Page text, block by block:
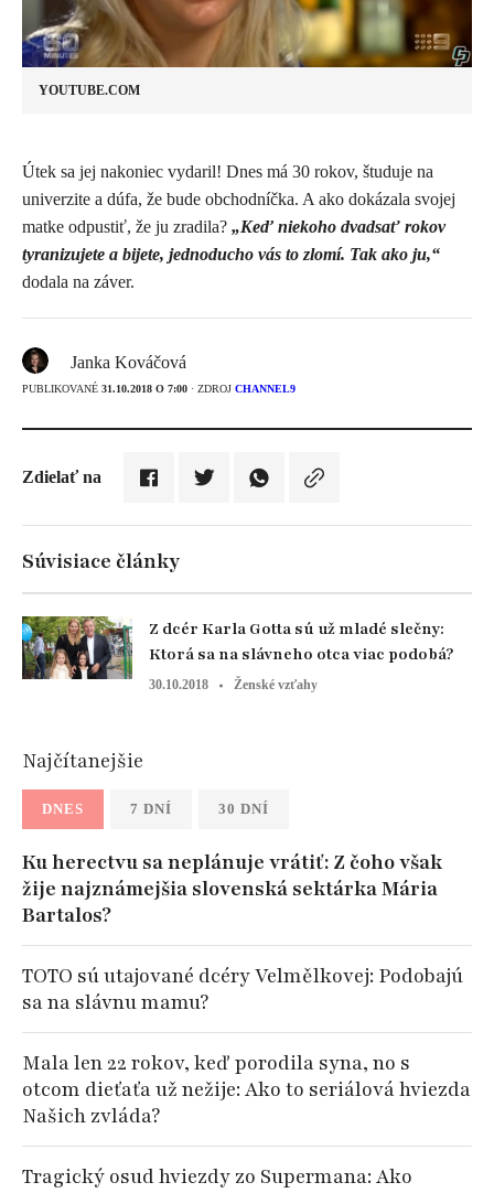
YOUTUBE.COM
​Útek sa jej nakoniec vydaril! Dnes má 30 rokov, študuje na
univerzite a dúfa, že bude obchodníčka. A ako dokázala svojej
matke odpustiť, že ju zradila? „Keď niekoho dvadsať rokov
tyranizujete a bijete, jednoducho vás to zlomí. Tak ako ju,“
dodala na záver.
Janka Kováčová
PUBLIKOVANÉ 31.10.2018 O 7:00 · ZDROJ CHANNEL9
Zdielať na
Súvisiace články
Z dcér Karla Gotta sú už mladé slečny:
Ktorá sa na slávneho otca viac podobá?
30.10.2018 Ženské vzťahy
Najčítanejšie
DNES 7 DNÍ 30 DNÍ
Ku herectvu sa neplánuje vrátiť: Z čoho však
žije najznámejšia slovenská sektárka Mária
Bartalos?
TOTO sú utajované dcéry Velmělkovej: Podobajú
sa na slávnu mamu?
Mala len 22 rokov, keď porodila syna, no s
otcom dieťaťa už nežije: Ako to seriálová hviezda
Našich zvláda?
Tragický osud hviezdy zo Supermana: Ako